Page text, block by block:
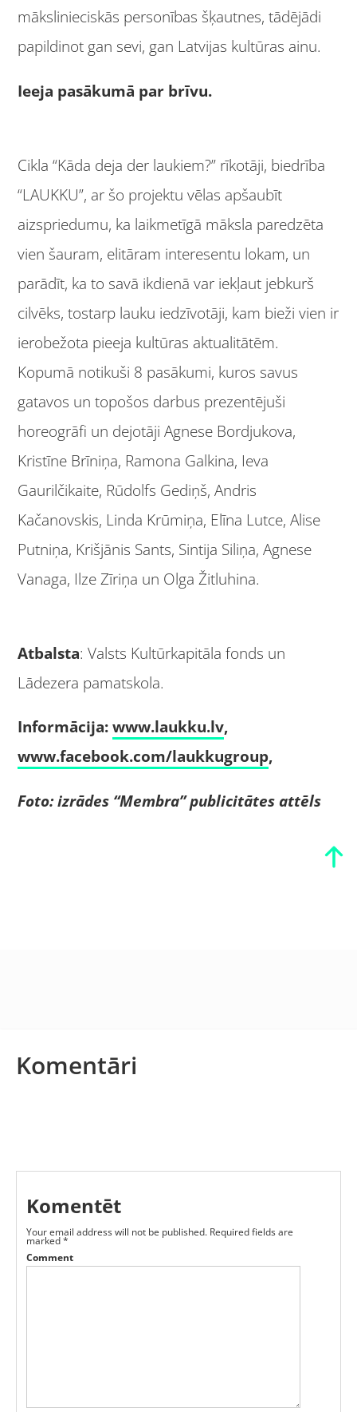
mākslinieciskās personības šķautnes, tādējādi
papildinot gan sevi, gan Latvijas kultūras ainu.
Ieeja pasākumā par brīvu.
Cikla “Kāda deja der laukiem?” rīkotāji, biedrība
“LAUKKU”, ar šo projektu vēlas apšaubīt
aizspriedumu, ka laikmetīgā māksla paredzēta
vien šauram, elitāram interesentu lokam, un
parādīt, ka to savā ikdienā var iekļaut jebkurš
cilvēks, tostarp lauku iedzīvotāji, kam bieži vien ir
ierobežota pieeja kultūras aktualitātēm.
Kopumā notikuši 8 pasākumi, kuros savus
gatavos un topošos darbus prezentējuši
horeogrāfi un dejotāji Agnese Bordjukova,
Kristīne Brīniņa, Ramona Galkina, Ieva
Gaurilčikaite, Rūdolfs Gediņš, Andris
Kačanovskis, Linda Krūmiņa, Elīna Lutce, Alise
Putniņa, Krišjānis Sants, Sintija Siliņa, Agnese
Vanaga, Ilze Zīriņa un Olga Žitluhina.
Atbalsta: Valsts Kultūrkapitāla fonds un
Lādezera pamatskola.
Informācija:www.laukku.lv,
www.facebook.com/laukkugroup,
Foto: izrādes “Membra” publicitātes attēls
Komentāri
Komentēt
Your email address will not be published. Required fields are
marked*
Comment